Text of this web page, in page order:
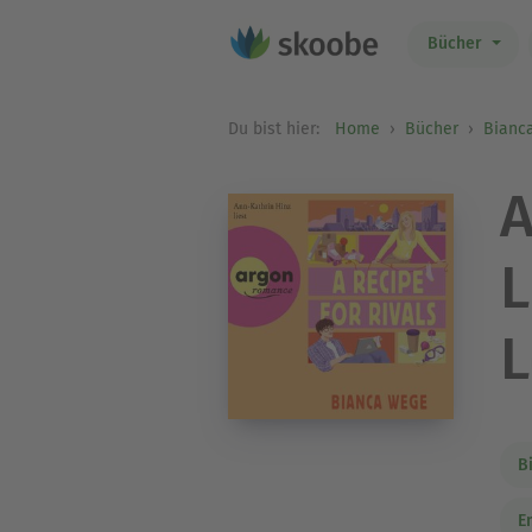
Bücher
Du bist hier: Home Bücher